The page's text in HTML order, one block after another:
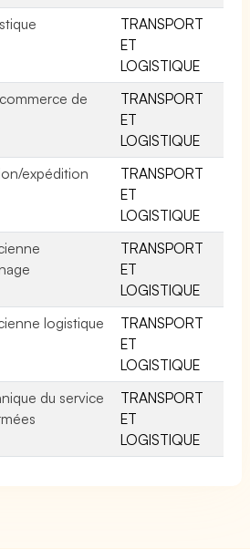
TRANSPORT
ET
LOGISTIQUE
de
TRANSPORT
ET
LOGISTIQUE
expédition
TRANSPORT
ET
LOGISTIQUE
TRANSPORT
ET
LOGISTIQUE
logistique
TRANSPORT
ET
LOGISTIQUE
du service
TRANSPORT
ET
LOGISTIQUE